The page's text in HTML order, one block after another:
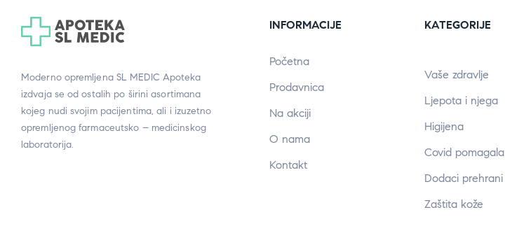
Moderno opremljena SL MEDIC Apoteka
izdvaja se od ostalih po širini asortimana
kojeg nudi svojim pacijentima, ali i izuzetno
opremljenog farmaceutsko – medicinskog
laboratorija.
INFORMACIJE
Početna
Prodavnica
Na akciji
O nama
Kontakt
KATEGORIJE
Vaše zdravlje
Ljepota i njega
Higijena
Covid pomagala
Dodaci prehrani
Zaštita kože